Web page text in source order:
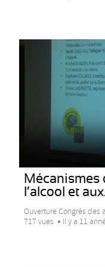
Mécanismes
l’alcool et
Ouverture Congrès des
717 vues
Il y a 11